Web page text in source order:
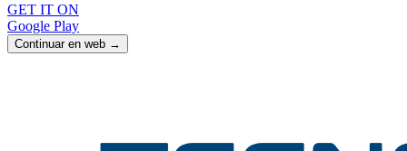
GET IT ON
Google Play
Continuar en web →